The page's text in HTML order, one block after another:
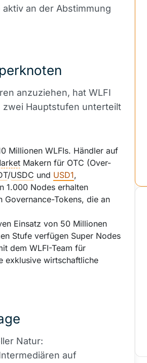
an der Abstimmung
anzuziehen, hat WLFI
Hauptstufen unterteilt
Millionen WLFIs. Händler auf
Makern für OTC (Over-
/USDC und USD1,
1.000 Nodes erhalten
Governance-Tokens, die an
Einsatz von 50 Millionen
Stufe verfügen Super Nodes
dem WLFI-Team für
exklusive wirtschaftliche
Natur:
auf